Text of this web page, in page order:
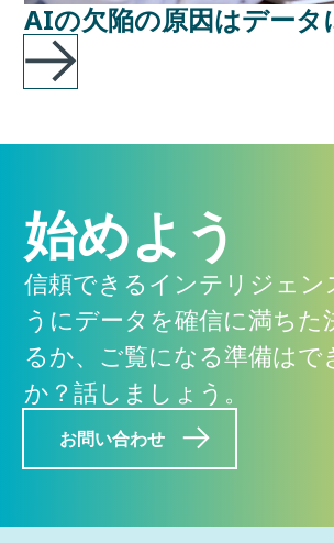
AIの欠陥の原因はデータ
始めよう
信頼できるインテリジェン
うにデータを確信に満ちた
るか、ご覧になる準備はで
か？話しましょう。
お問い合わせ